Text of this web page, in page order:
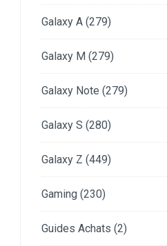
Galaxy A (279)
Galaxy M (279)
Galaxy Note (279)
Galaxy S (280)
Galaxy Z (449)
Gaming (230)
Guides Achats (2)